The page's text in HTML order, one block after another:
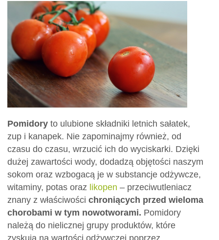
Pomidory to ulubione składniki letnich sałatek,
zup i kanapek. Nie zapominajmy również, od
czasu do czasu, wrzucić ich do wyciskarki. Dzięki
dużej zawartości wody, dodadzą objętości naszym
sokom oraz wzbogacą je w substancje odżywcze,
witaminy, potas oraz likopen – przeciwutleniacz
znany z właściwości chroniących przed wieloma
chorobami w tym nowotworami. Pomidory
należą do nielicznej grupy produktów, które